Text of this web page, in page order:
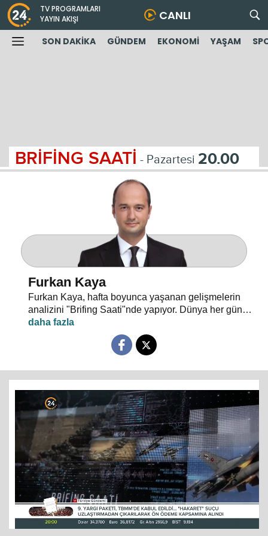
TV PROGRAMLARI
YAYIN AKIŞI
CANLI
SON DAKİKA GÜNDEM EKONOMİ YAŞAM
BRİFİNG SAATİ - Pazartesi 20.00
Furkan Kaya
Furkan Kaya, hafta boyunca yaşanan gelişmelerin
analizini "Brifing Saati"nde yapıyor. Dünya her gün
yeni olaylarla şekilleniyor. Gündem yoğun, akış hızlı...
Siyasi gelişmeler, dış politika, uluslararası güvenlik,
terörle mücadele ve gündeme dair herşey
cevapları "Brifing Saati"nde aranıyor. Brifing Saati,
izleyicileriyle buluşuyor…